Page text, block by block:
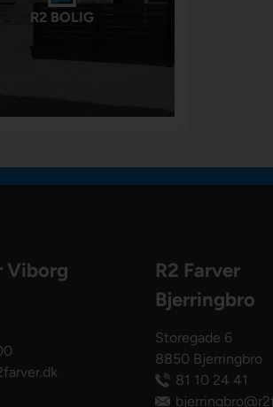
R2 BOLIG
Viborg
R2 Farver
Bjerringbro
Storegade 6
8850 Bjerringbro
81 10 24 41